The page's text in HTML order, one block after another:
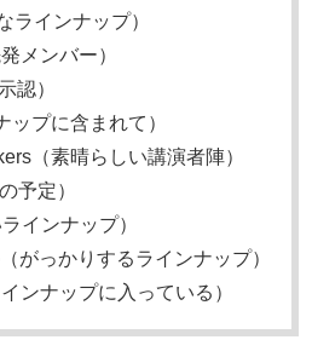
ラインナップ）
メンバー）
認）
プに含まれて）
（素晴らしい講演者陣）
予定）
インナップ）
がっかりするラインナップ）
ンナップに入っている）